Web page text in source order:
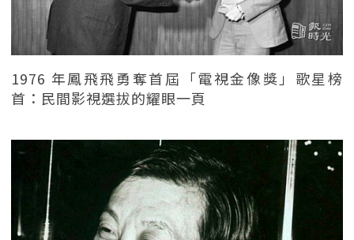
1976 年鳳飛飛勇奪首屆「電視金像獎」歌星榜
首：民間影視選拔的耀眼一頁